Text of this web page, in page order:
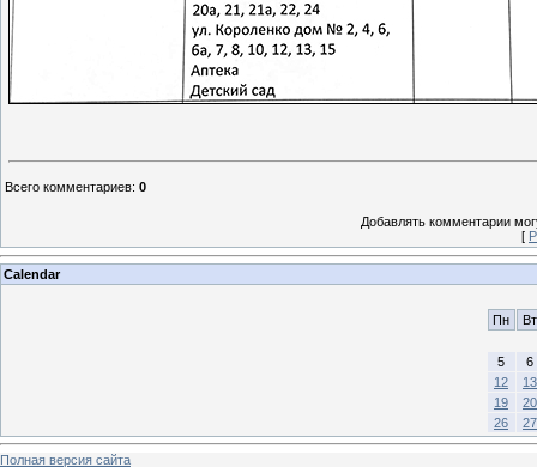
Всего комментариев: 0
Добавлять комментарии
[
Calendar
Пн Вт
5
6
12
13
19
20
26
27
Полная версия сайта